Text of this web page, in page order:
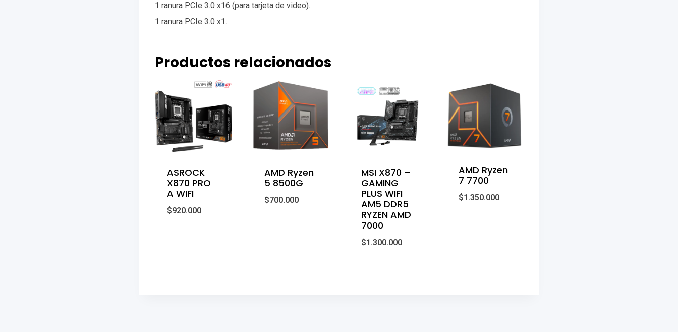
1 ranura PCIe 3.0 x16 (para tarjeta de video).
1 ranura PCIe 3.0 x1.
Productos relacionados
ASROCK
X870 PRO
A WIFI
$920.000
AMD Ryzen
5 8500G
$700.000
MSI X870 –
GAMING
PLUS WIFI
AM5 DDR5
RYZEN AMD
7000
$1.300.000
AMD Ryzen
7 7700
$1.350.000